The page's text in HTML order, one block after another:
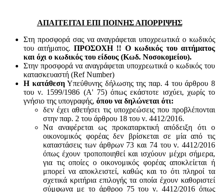
ΑΠΑΙΤΕΙΤΑΙ ΕΠΙ ΠΟΙΝΗΣ ΑΠΟΡΡΙΨΗΣ
Στη προσφορά σας να αναγράφεται υποχρεωτικά ο κωδικός
του αιτήματος.ΠΡΟΣΟΧΗ !! Ο κωδικός του αιτήματος
και όχι ο κωδικός του είδους (Κωδ. Νοσοκομείου).
Στην προσφορά να αναγράφεται υποχρεωτικά ο κωδικός του
κατασκευαστή (Ref Number)
Η κατάθεσηΥπεύθυνης δήλωσης της παρ. 4 του άρθρου 8
του ν. 1599/1986 (Α' 75) όπως εκάστοτε ισχύει, χωρίς το
γνήσιο της υπογραφής, όπου να δηλώνεται ότι:
δεν έχει αθετήσει τις υποχρεώσεις που προβλέπονται
στην παρ. 2 του άρθρου 18 του ν. 4412/2016.
Να αναφέρεται ως προκαταρκτική απόδειξη ότι ο
οικονομικός φορέας δεν βρίσκεται σε μία από τις
καταστάσεις των άρθρων 73 και 74 του ν. 4412/2016
όπως έχουν τροποποιηθεί και ισχύουν μέχρι σήμερα,
για τις οποίες ο οικονομικός φορέας αποκλείεται ή
μπορεί να αποκλειστεί, καθώς και το ότι πληροί τα
σχετικά κριτήρια επιλογής τα οποία έχουν καθοριστεί
σύμφωνα με τo άρθροo 75 του ν. 4412/2016 όπως